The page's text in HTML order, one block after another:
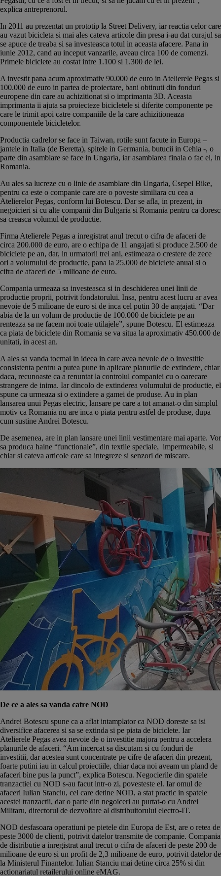
explica antreprenorul.
In 2011 au prezentat un prototip la Street Delivery, iar reactia celor care
au vazut bicicleta si mai ales cateva articole din presa i-au dat curajul sa
se apuce de treaba si sa investeasca totul in aceasta afacere. Pana in
iunie 2012, cand au inceput vanzarile, aveau circa 100 de comenzi.
Primele biciclete au costat intre 1.100 si 1.300 de lei.
A investit pana acum aproximativ 90.000 de euro in Atelierele Pegas si
100.000 de euro in partea de proiectare, bani obtinuti din fonduri
europene din care au achizitionat si o imprimanta 3D. Aceasta
imprimanta ii ajuta sa proiecteze bicicletele si diferite componente pe
care le trimit apoi catre companiile de la care achizitioneaza
componentele bicicletelor.
Productia cadrelor se face in Taiwan, rotile sunt facute in Europa –
jantele in Italia (de Beretta), spitele in Germania, butucii in Cehia -, o
parte din asamblare se face in Ungaria, iar asamblarea finala o fac ei, in
Romania.
Au ales sa lucreze cu o linie de asamblare din Ungaria, Csepel Bike,
pentru ca este o companie care are o poveste similiara cu cea a
Atelierelor Pegas, conform lui Botescu. Dar se afla, in prezent, in
negoicieri si cu alte companii din Bulgaria si Romania pentru ca doresc
sa creasca volumul de productie.
Firma Atelierele Pegas a inregistrat anul trecut o cifra de afaceri de
circa 200.000 de euro, are o echipa de 11 angajati si produce 2.500 de
biciclete pe an, dar, in urmatorii trei ani, estimeaza o crestere de zece
ori a volumului de productie, pana la 25.000 de biciclete anual si o
cifra de afaceri de 5 milioane de euro.
Compania urmeaza sa investeasca si in deschiderea unei linii de
productie proprii, potrivit fondatorului. Insa, pentru acest lucru ar avea
nevoie de 5 milioane de euro si de inca cel putin 30 de angajati. “Dar
abia de la un volum de productie de 100.000 de biciclete pe an
renteaza sa ne facem noi toate utilajele”, spune Botescu. El estimeaza
ca piata de biciclete din Romania se va situa la aproximativ 450.000 de
unitati, in acest an.
A ales sa vanda tocmai in ideea in care avea nevoie de o investitie
consistenta pentru a putea pune in aplicare planurile de extindere, chiar
daca, recunoaste ca a renuntat la controlul companiei cu o oarecare
strangere de inima. Iar dincolo de extinderea volumului de productie, el
spune ca urmeaza si o extindere a gamei de produse. Au in plan
lansarea unui Pegas electric, lansare pe care a tot amanat-o din simplul
motiv ca Romania nu are inca o piata pentru astfel de produse, dupa
cum sustine Andrei Botescu.
De asemenea, are in plan lansare unei linii vestimentare mai aparte. Vor
sa produca haine “functionale”, din textile speciale, impermeabile, si
chiar si cateva articole care sa integreze si senzori de miscare.
De ce a ales sa vanda catre NOD
Andrei Botescu spune ca a aflat intamplator ca NOD doreste sa isi
diversifice afacerea si sa se extinda si pe piata de biciclete. Iar
Atelierele Pegas avea nevoie de o investitie majora pentru a accelera
planurile de afaceri. “Am incercat sa discutam si cu fonduri de
investitii, dar acestea sunt concentrate pe cifre de afaceri din prezent,
foarte putini iau in calcul proiectiile, chiar daca noi aveam un pland de
afaceri bine pus la punct”, explica Botescu. Negocierile din spatele
tranzactiei cu NOD s-au facut intr-o zi, povesteste el. Iar omul de
afaceri Iulian Stanciu, cel care detine NOD, a stat practic in spatele
acestei tranzactii, dar o parte din negoiceri au purtat-o cu Andrei
Militaru, directorul de dezvoltare al distribuitorului electro-IT.
NOD desfasoara operatiuni pe pietele din Europa de Est, are o retea de
peste 3000 de clienti, potrivit datelor transmite de companie. Compania
de distributie a inregistrat anul trecut o cifra de afaceri de peste 200 de
milioane de euro si un profit de 2,3 milioane de euro, potrivit datelor de
la Ministerul Finantelor. Iulian Stanciu mai detine circa 25% si din
actionariatul retailerului online eMAG.